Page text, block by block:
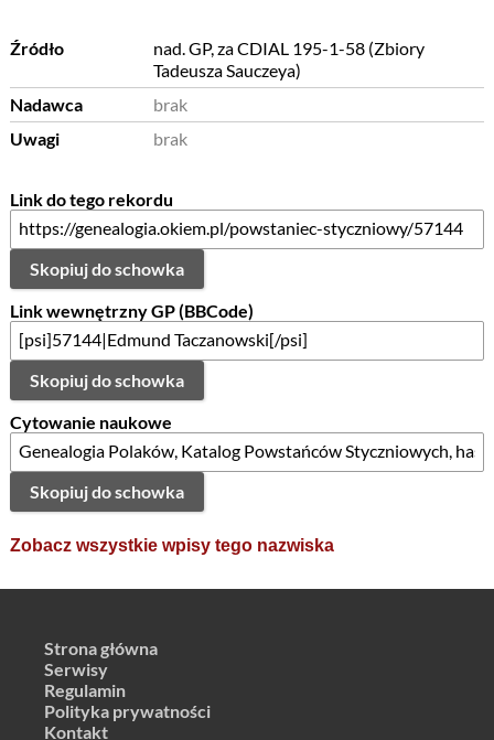
Źródło
nad. GP, za CDIAL 195-1-58 (Zbiory
Tadeusza Sauczeya)
Nadawca
brak
Uwagi
brak
Link do tego rekordu
Skopiuj do schowka
Link wewnętrzny GP (BBCode)
Skopiuj do schowka
Cytowanie naukowe
Skopiuj do schowka
Zobacz wszystkie wpisy tego nazwiska
Strona główna
Serwisy
Regulamin
Polityka prywatności
Kontakt